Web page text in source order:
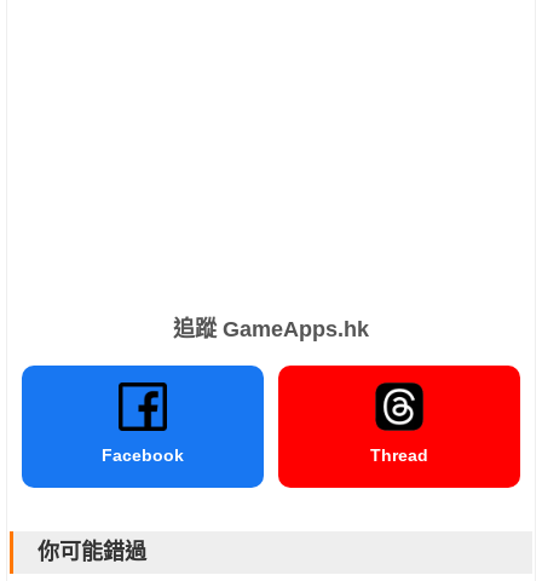
追蹤 GameApps.hk
Facebook Thread
你可能錯過